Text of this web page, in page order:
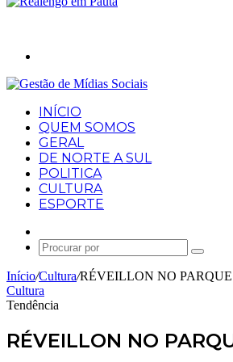
INÍCIO
QUEM SOMOS
GERAL
DE NORTE A SUL
POLITICA
CULTURA
ESPORTE
aleatório
Procurar
por
Início/Cultura/RÉVEILLON NO
Cultura
Tendência
RÉVEILLON NO